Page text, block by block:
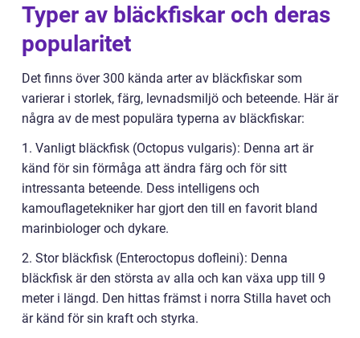
Typer av bläckfiskar och deras
popularitet
Det finns över 300 kända arter av bläckfiskar som
varierar i storlek, färg, levnadsmiljö och beteende. Här är
några av de mest populära typerna av bläckfiskar:
1. Vanligt bläckfisk (Octopus vulgaris): Denna art är
känd för sin förmåga att ändra färg och för sitt
intressanta beteende. Dess intelligens och
kamouflagetekniker har gjort den till en favorit bland
marinbiologer och dykare.
2. Stor bläckfisk (Enteroctopus dofleini): Denna
bläckfisk är den största av alla och kan växa upp till 9
meter i längd. Den hittas främst i norra Stilla havet och
är känd för sin kraft och styrka.